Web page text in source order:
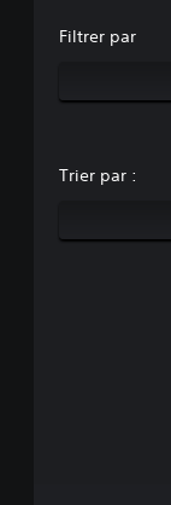
Filtrer par
Trier par :